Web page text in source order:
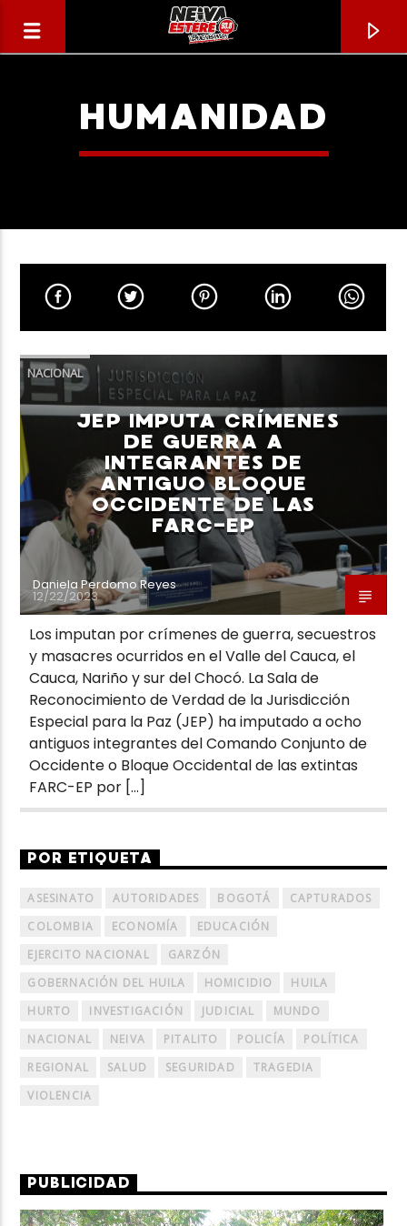
TÍTULO
ARTISTA
Neiva Estereo
HUMANIDAD
NACIONAL
JEP IMPUTA CRÍMENES
DE GUERRA A
INTEGRANTES DE
ANTIGUO BLOQUE
OCCIDENTE DE LAS
FARC-EP
Daniela Perdomo Reyes
12/22/2023
Los imputan por crímenes de guerra, secuestros
y masacres ocurridos en el Valle del Cauca, el
Cauca, Nariño y sur del Chocó. La Sala de
Reconocimiento de Verdad de la Jurisdicción
Especial para la Paz (JEP) ha imputado a ocho
antiguos integrantes del Comando Conjunto de
Occidente o Bloque Occidental de las extintas
FARC-EP por […]
POR ETIQUETA
ASESINATO AUTORIDADES BOGOTÁ
CAPTURADOS
COLOMBIA
ECONOMÍA
EDUCACIÓN
EJERCITO NACIONAL
GARZÓN
GOBERNACIÓN DEL HUILA
HOMICIDIO
HUILA
HURTO
INVESTIGACIÓN JUDICIAL
MUNDO
NACIONAL
NEIVA PITALITO POLICÍA
POLÍTICA
REGIONAL
SALUD SEGURIDAD
TRAGEDIA
VIOLENCIA
PUBLICIDAD